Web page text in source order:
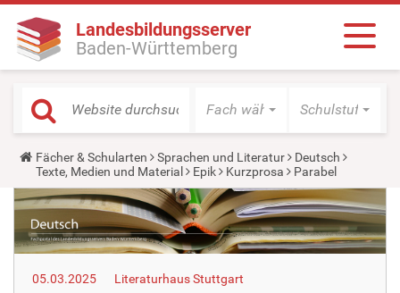
Landesbildungsserver
Baden-Württemberg
Fach wählen Schulstufe
Y
o
u
a
r
e
h
e
e
Fächer & Schularten Sprachen und Literatur
Deutsch
Texte, Medien und Material
Epik Kurzprosa Parabel
05.03.2025
Literaturhaus Stuttgart